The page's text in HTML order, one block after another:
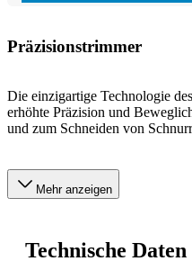
Präzisionstrimmer
Die einzigartige Technologie
erhöhte Präzision und
und zum Schneiden von
Mehr anzeigen
Technische Daten